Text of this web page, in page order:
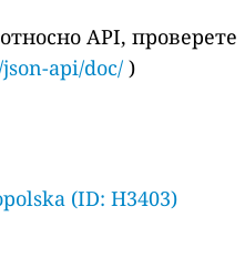
API, проверете
api/doc/ )
(ID: H3403)